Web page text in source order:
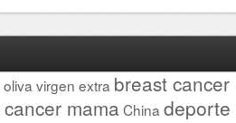
virgen extra breast cancer
cancer mama China deporte